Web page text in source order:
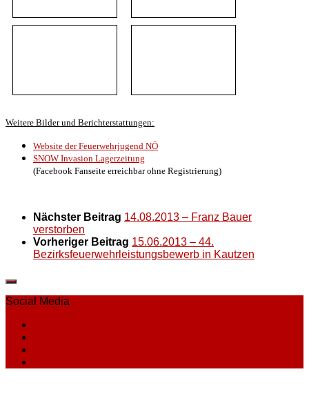
Weitere Bilder und Berichterstattungen:
Website der Feuerwehrjugend NÖ
SNOW Invasion Lagerzeitung
(Facebook Fanseite erreichbar ohne Registrierung)
Nächster Beitrag 14.08.2013 – Franz Bauer
verstorben
Vorheriger Beitrag 15.06.2013 – 44.
Bezirksfeuerwehrleistungsbewerb in Kautzen
Social Media